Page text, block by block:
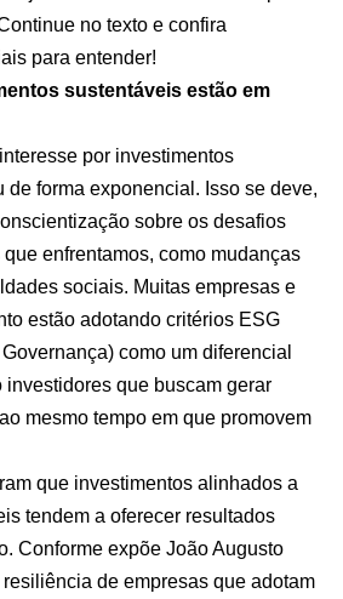
no texto e confira
para entender!
sustentáveis estão em
por investimentos
de forma exponencial. Isso se deve,
sobre os desafios
enfrentamos, como mudanças
sociais. Muitas empresas e
estão adotando critérios ESG
como um diferencial
investidores que buscam gerar
mesmo tempo em que promovem
que investimentos alinhados a
tendem a oferecer resultados
Conforme expõe João Augusto
de empresas que adotam